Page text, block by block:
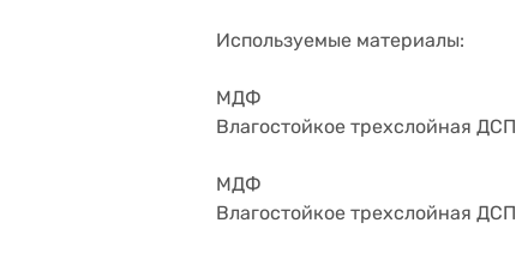
Используемые материалы:
МДФ
Влагостойкое трехслойная ДСП
МДФ
Влагостойкое трехслойная ДСП